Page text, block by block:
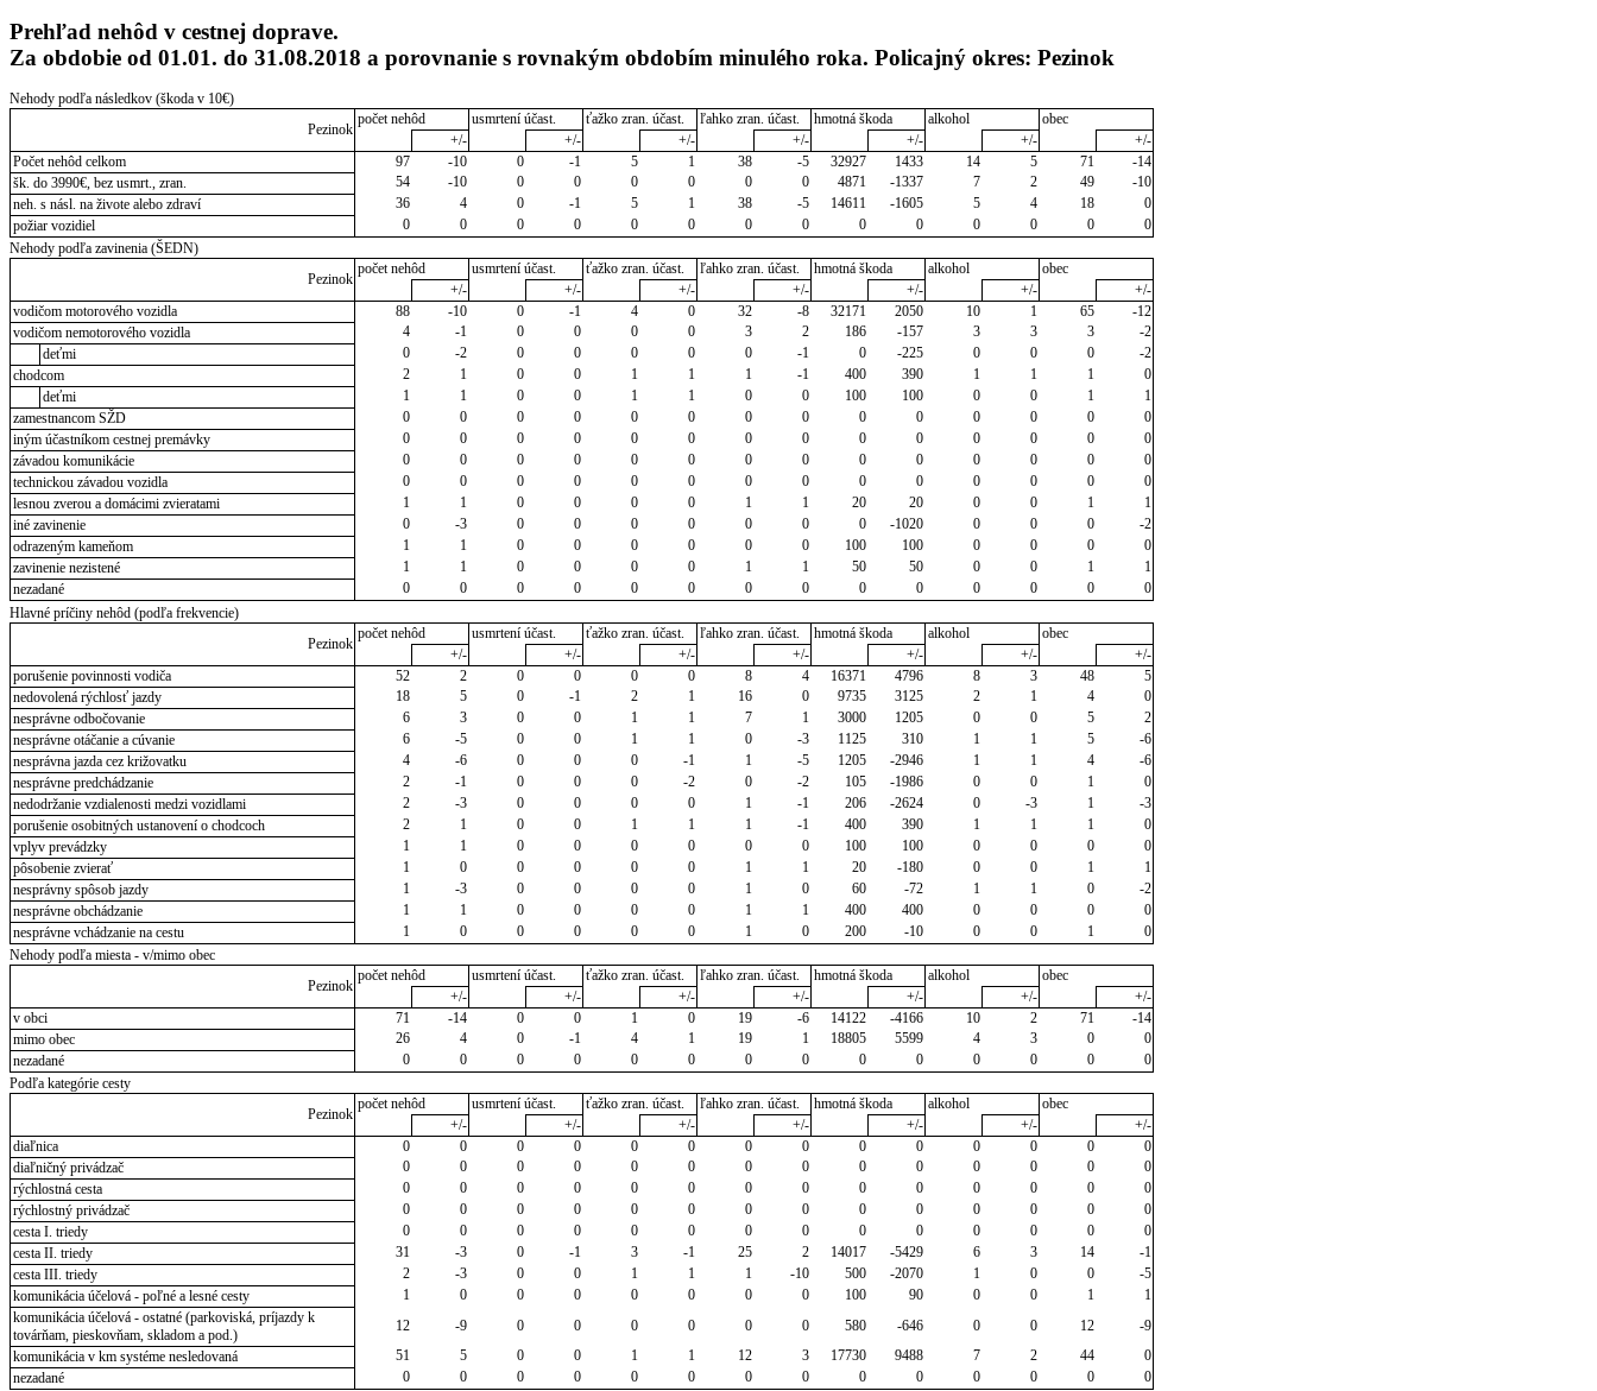
Prehľad nehôd v cestnej doprave.
Za obdobie od 01.01. do 31.08.2018 a porovnanie s rovnakým obdobím minulého roka. Policajný okres: Pezinok
Nehody podľa následkov (škoda v 10€)
Pezinok
počet nehôd usmrtení účast. ťažko zran. účast. ľahko zran. účast. hmotná škoda alkohol
obec
+/-
+/- +/- +/- +/- +/-
+/-
Počet nehôd celkom
97 -10 0 -1 5 1 38 -5 32927 1433 14 5 71
-14
šk. do 3990€, bez usmrt., zran.
54 -10 0 0 0 0 0 0 4871 -1337 7 2 49
-10
neh. s násl. na živote alebo zdraví
36 4 0 -1 5 1 38 -5 14611 -1605 5 4 18
0
požiar vozidiel
0 0 0 0 0 0 0 0 0 0 0 0 0
0
Nehody podľa zavinenia (ŠEDN)
Pezinok
počet nehôd usmrtení účast. ťažko zran. účast. ľahko zran. účast. hmotná škoda alkohol
obec
+/-
+/- +/- +/- +/- +/-
+/-
vodičom motorového vozidla
88 -10 0 -1 4 0 32 -8 32171 2050 10 1 65
-12
vodičom nemotorového vozidla
4 -1 0 0 0 0 3 2 186 -157 3 3 3
-2
deťmi
0 -2 0 0 0 0 0 -1 0 -225 0 0 0
-2
chodcom
2 1 0 0 1 1 1 -1 400 390 1 1 1
0
deťmi
1 1 0 0 1 1 0 0 100 100 0 0 1
1
zamestnancom SŽD
0 0 0 0 0 0 0 0 0 0 0 0 0
0
iným účastníkom cestnej premávky
0 0 0 0 0 0 0 0 0 0 0 0 0
0
závadou komunikácie
0 0 0 0 0 0 0 0 0 0 0 0 0
0
technickou závadou vozidla
0 0 0 0 0 0 0 0 0 0 0 0 0
0
lesnou zverou a domácimi zvieratami
1 1 0 0 0 0 1 1 20 20 0 0 1
1
iné zavinenie
0 -3 0 0 0 0 0 0 0 -1020 0 0 0
-2
odrazeným kameňom
1 1 0 0 0 0 0 0 100 100 0 0 0
0
zavinenie nezistené
1 1 0 0 0 0 1 1 50 50 0 0 1
1
nezadané
0 0 0 0 0 0 0 0 0 0 0 0 0
0
Hlavné príčiny nehôd (podľa frekvencie)
Pezinok
počet nehôd usmrtení účast. ťažko zran. účast. ľahko zran. účast. hmotná škoda alkohol
obec
+/-
+/- +/- +/- +/- +/-
+/-
porušenie povinnosti vodiča
52 2 0 0 0 0 8 4 16371 4796 8 3 48
5
nedovolená rýchlosť jazdy
18 5 0 -1 2 1 16 0 9735 3125 2 1 4
0
nesprávne odbočovanie
6 3 0 0 1 1 7 1 3000 1205 0 0 5
2
nesprávne otáčanie a cúvanie
6 -5 0 0 1 1 0 -3 1125 310 1 1 5
-6
nesprávna jazda cez križovatku
4 -6 0 0 0 -1 1 -5 1205 -2946 1 1 4
-6
nesprávne predchádzanie
2 -1 0 0 0 -2 0 -2 105 -1986 0 0 1
0
nedodržanie vzdialenosti medzi vozidlami
2 -3 0 0 0 0 1 -1 206 -2624 0 -3 1
-3
porušenie osobitných ustanovení o chodcoch
2 1 0 0 1 1 1 -1 400 390 1 1 1
0
vplyv prevádzky
1 1 0 0 0 0 0 0 100 100 0 0 0
0
pôsobenie zvierať
1 0 0 0 0 0 1 1 20 -180 0 0 1
1
nesprávny spôsob jazdy
1 -3 0 0 0 0 1 0 60 -72 1 1 0
-2
nesprávne obchádzanie
1 1 0 0 0 0 1 1 400 400 0 0 0
0
nesprávne vchádzanie na cestu
1 0 0 0 0 0 1 0 200 -10 0 0 1
0
Nehody podľa miesta - v/mimo obec
Pezinok
počet nehôd usmrtení účast. ťažko zran. účast. ľahko zran. účast. hmotná škoda alkohol
obec
+/-
+/- +/- +/- +/- +/-
+/-
v obci
71 -14 0 0 1 0 19 -6 14122 -4166 10 2 71
-14
mimo obec
26 4 0 -1 4 1 19 1 18805 5599 4 3 0
0
nezadané
0 0 0 0 0 0 0 0 0 0 0 0 0
0
Podľa kategórie cesty
Pezinok
počet nehôd usmrtení účast. ťažko zran. účast. ľahko zran. účast. hmotná škoda alkohol
obec
+/-
+/- +/- +/- +/- +/-
+/-
diaľnica
0 0 0 0 0 0 0 0 0 0 0 0 0
0
diaľničný privádzač
0 0 0 0 0 0 0 0 0 0 0 0 0
0
rýchlostná cesta
0 0 0 0 0 0 0 0 0 0 0 0 0
0
rýchlostný privádzač
0 0 0 0 0 0 0 0 0 0 0 0 0
0
cesta I. triedy
0 0 0 0 0 0 0 0 0 0 0 0 0
0
cesta II. triedy
31 -3 0 -1 3 -1 25 2 14017 -5429 6 3 14
-1
cesta III. triedy
2 -3 0 0 1 1 1 -10 500 -2070 1 0 0
-5
komunikácia účelová - poľné a lesné cesty
1 0 0 0 0 0 0 0 100 90 0 0 1
1
komunikácia účelová - ostatné (parkoviská, príjazdy k
továrňam, pieskovňam, skladom a pod.)
12 -9 0 0 0 0 0 0 580 -646 0 0 12
-9
komunikácia v km systéme nesledovaná
51 5 0 0 1 1 12 3 17730 9488 7 2 44
0
nezadané
0 0 0 0 0 0 0 0 0 0 0 0 0
0